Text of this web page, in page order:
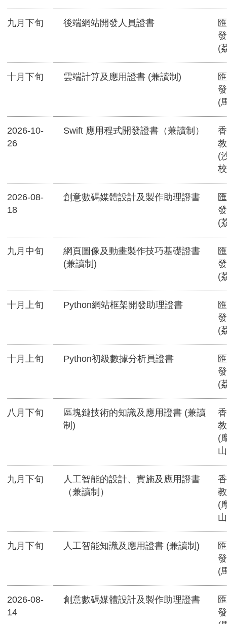
九月下旬 後端網站開發人員證書
(
十月下旬 雲端計算及應用證書 (兼讀制)
(
2026-10-
26
Swift 應用程式開發證書（兼讀制）
(
2026-08-
18
創意數碼媒體設計及製作助理證書
(
九月中旬
網頁圖像及動畫製作技巧基礎證書
(兼讀制)
(
十月上旬 Python網站框架開發助理證書
(
十月上旬 Python初級數據分析員證書
(
八月下旬
區塊鏈技術的知識及應用證書 (兼讀
制)
(
九月下旬
人工智能的設計、實施及應用證書
（兼讀制）
(
九月下旬 人工智能知識及應用證書 (兼讀制)
(
2026-08-
14
創意數碼媒體設計及製作助理證書